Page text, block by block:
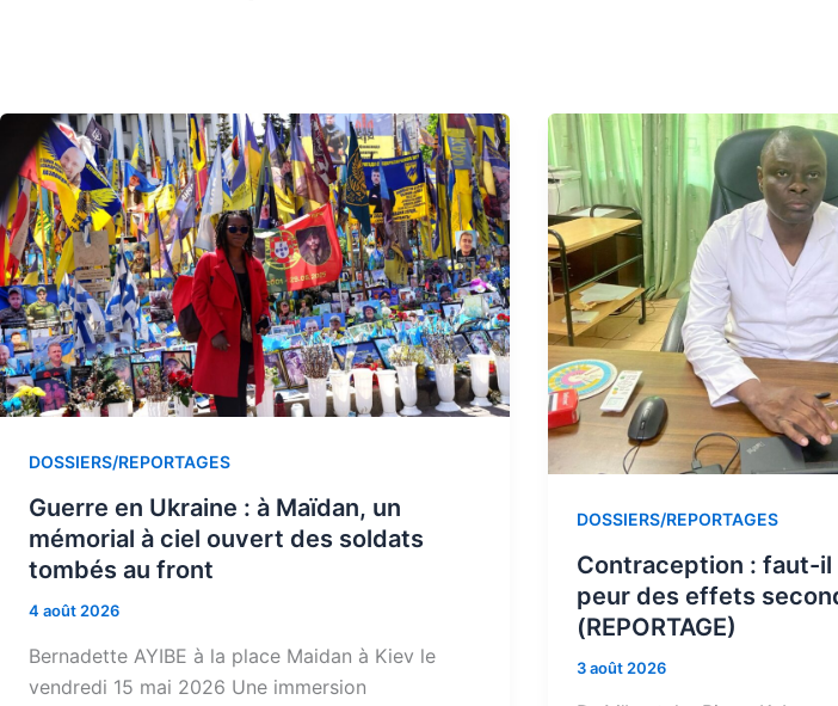
DOSSIERS/REPORTAGES
Guerre en Ukraine : à Maïdan, un
mémorial à ciel ouvert des soldats
tombés au front
4 août 2026
Bernadette AYIBE à la place Maidan à Kiev le
vendredi 15 mai 2026 Une immersion
DOSSIERS/REPORTAGES
Contraception : faut-il
peur des effets
(REPORTAGE)
3 août 2026